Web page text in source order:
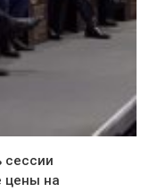
цены на